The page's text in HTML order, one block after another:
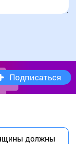
Подписаться
должны